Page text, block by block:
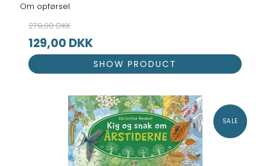
Om opførsel
279,00 DKK
129,00 DKK
SHOW PRODUCT
SALE